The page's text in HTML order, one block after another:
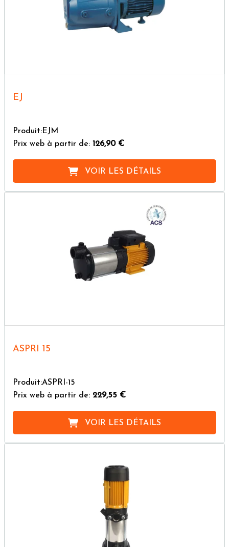
EJ
Produit:EJM
Prix web à partir de: 126,90 €
VOIR LES DÉTAILS
ASPRI 15
Produit:ASPRI-15
Prix web à partir de: 229,55 €
VOIR LES DÉTAILS